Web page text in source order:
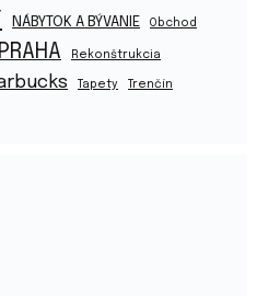
NÁBYTOK A BÝVANIE Obchod
PRAHA Rekonštrukcia
Tapety Trenčín